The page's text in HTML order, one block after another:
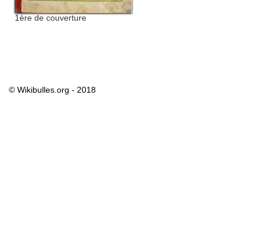
1ère de couverture
© Wikibulles.org - 2018